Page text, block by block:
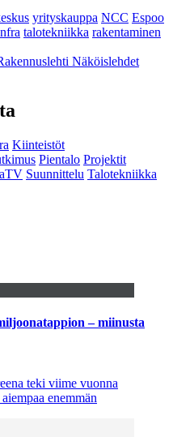
yrityskauppa NCC Espoo
talotekniikka rakentaminen
Näköislehdet
Kiinteistöt
Pientalo Projektit
Suunnittelu Talotekniikka
– miinusta
teki viime vuonna
enemmän